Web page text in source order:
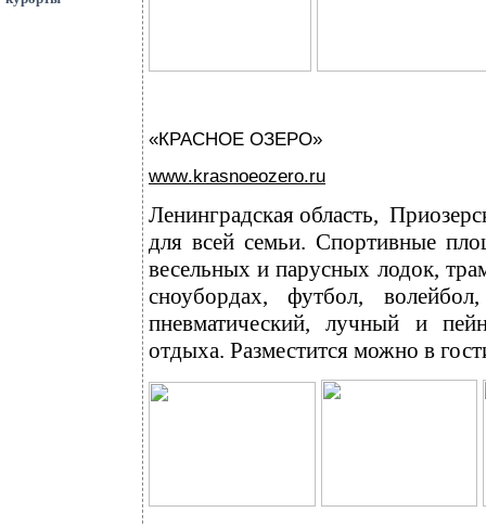
«КРАСНОЕ ОЗЕРО»
www.krasnoeozero.ru
Ленинградская область,
для всей семьи. Спортивные
весельных и парусных лодок,
сноубордах, футбол,
пневматический, лучный и
отдыха. Разместится можно в